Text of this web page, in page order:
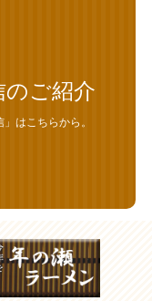
ご紹介
はこちらから。